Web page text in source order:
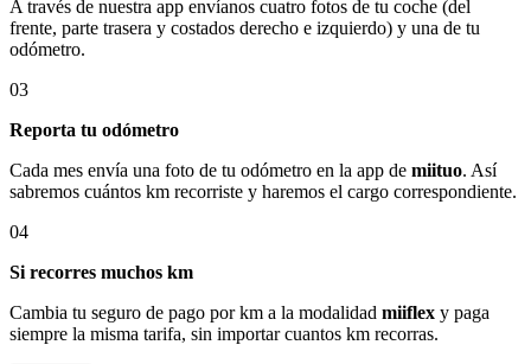
A través de nuestra app envíanos cuatro fotos de tu coche (del
frente, parte trasera y costados derecho e izquierdo) y una de tu
odómetro.
03
Reporta tu odómetro
Cada mes envía una foto de tu odómetro en la app de miituo. Así
sabremos cuántos km recorriste y haremos el cargo correspondiente.
04
Si recorres muchos km
Cambia tu seguro de pago por km a la modalidad miiflex y paga
siempre la misma tarifa, sin importar cuantos km recorras.